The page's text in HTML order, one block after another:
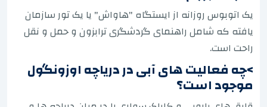
یک اتوبوس روزانه از ایستگاه "هاواش" یا یک تور سازمان
یافته که شامل راهنمای گردشگری ترابزون و حمل و نقل
راحت است.
>چه فعالیت های آبی در دریاچه اوزونگول
موجود است؟